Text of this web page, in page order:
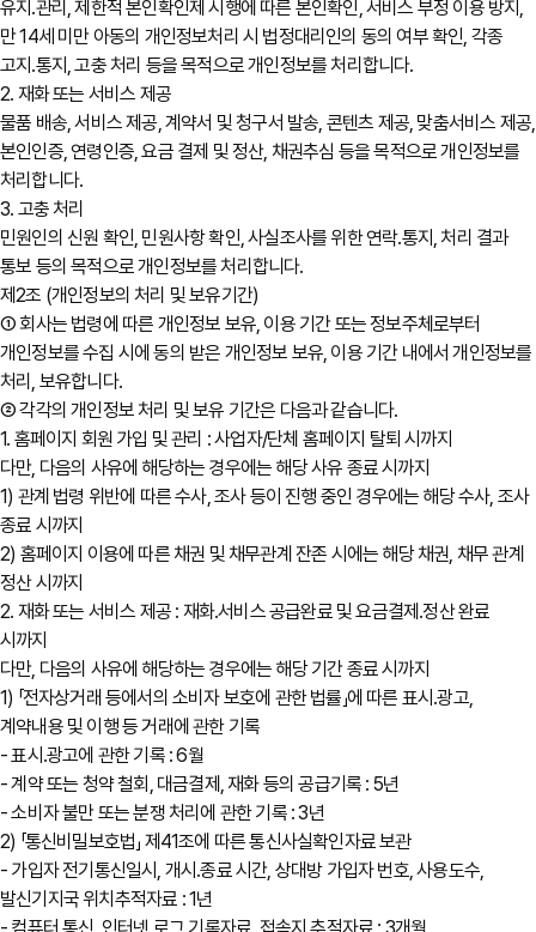
유지․관리, 제한적 본인확인제 시행에 따른 본인확인, 서비스 부정 이용 방지,
만 14세 미만 아동의 개인정보처리 시 법정대리인의 동의 여부 확인, 각종
고지․통지, 고충 처리 등을 목적으로 개인정보를 처리합니다.
2. 재화 또는 서비스 제공
물품 배송, 서비스 제공, 계약서 및 청구서 발송, 콘텐츠 제공, 맞춤서비스 제공,
본인인증, 연령인증, 요금 결제 및 정산, 채권추심 등을 목적으로 개인정보를
처리합니다.
3. 고충 처리
민원인의 신원 확인, 민원사항 확인, 사실조사를 위한 연락․통지, 처리 결과
통보 등의 목적으로 개인정보를 처리합니다.
제2조 (개인정보의 처리 및 보유기간)
① 회사는 법령에 따른 개인정보 보유, 이용 기간 또는 정보주체로부터
개인정보를 수집 시에 동의 받은 개인정보 보유, 이용 기간 내에서 개인정보를
처리, 보유합니다.
② 각각의 개인정보 처리 및 보유 기간은 다음과 같습니다.
1. 홈페이지 회원 가입 및 관리 : 사업자/단체 홈페이지 탈퇴 시까지
다만, 다음의 사유에 해당하는 경우에는 해당 사유 종료 시까지
1) 관계 법령 위반에 따른 수사, 조사 등이 진행 중인 경우에는 해당 수사, 조사
종료 시까지
2) 홈페이지 이용에 따른 채권 및 채무관계 잔존 시에는 해당 채권, 채무 관계
정산 시까지
2. 재화 또는 서비스 제공 : 재화․서비스 공급완료 및 요금결제․정산 완료
시까지
다만, 다음의 사유에 해당하는 경우에는 해당 기간 종료 시까지
1) 「전자상거래 등에서의 소비자 보호에 관한 법률」에 따른 표시․광고,
계약내용 및 이행 등 거래에 관한 기록
- 표시․광고에 관한 기록 : 6월
- 계약 또는 청약 철회, 대금결제, 재화 등의 공급기록 : 5년
- 소비자 불만 또는 분쟁 처리에 관한 기록 : 3년
2) 「통신비밀보호법」 제41조에 따른 통신사실확인자료 보관
- 가입자 전기통신일시, 개시․종료 시간, 상대방 가입자 번호, 사용도수,
발신기지국 위치추적자료 : 1년